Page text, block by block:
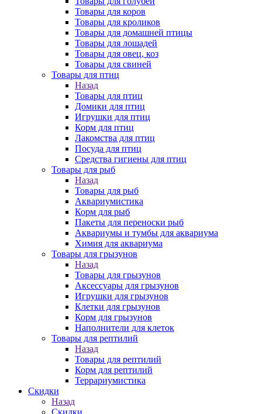
Товары для коров
Товары для кроликов
Товары для домашней птицы
Товары для лошадей
Товары для овец, коз
Товары для свиней
Товары для птиц
Назад
Товары для птиц
Домики для птиц
Игрушки для птиц
Корм для птиц
Лакомства для птиц
Посуда для птиц
Средства гигиены для птиц
Товары для рыб
Назад
Товары для рыб
Аквариумистика
Корм для рыб
Пакеты для переноски рыб
Аквариумы и тумбы для аквариума
Химия для аквариума
Товары для грызунов
Назад
Товары для грызунов
Аксессуары для грызунов
Игрушки для грызунов
Клетки для грызунов
Корм для грызунов
Наполнители для клеток
Товары для рептилий
Назад
Товары для рептилий
Корм для рептилий
Террариумистика
Скидки
Назад
Скидки